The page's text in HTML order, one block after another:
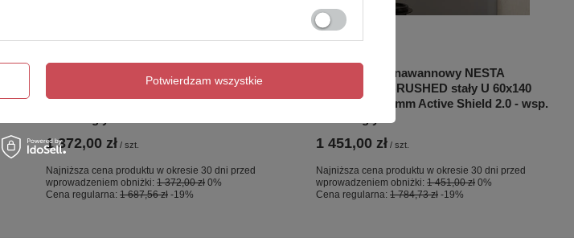
OKAZJA
GUNMETAL BRUSHED stały U 50x140
szkło czyste 8mm Active Shield 2.0 - wsp.
1 372,00 zł / szt.
Najniższa cena produktu w okresie 30 dni przed
wprowadzeniem obniżki: 1 372,00 zł 0%
Cena regularna: 1 687,56 zł -19%
OKAZJA
NZ4 Parawan nawannowy NESTA
GUNMETAL BRUSHED stały U 60x140
szkło czyste 8mm Active Shield 2.0 - wsp.
1 451,00 zł / szt.
Najniższa cena produktu w okresie 30 dni przed
wprowadzeniem obniżki: 1 451,00 zł 0%
Cena regularna: 1 784,73 zł -19%
Potwierdzam wszystkie